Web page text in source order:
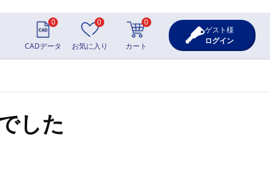
0
CADデータ
0
お気に入り
0
カート
ゲスト様
ログイン
した